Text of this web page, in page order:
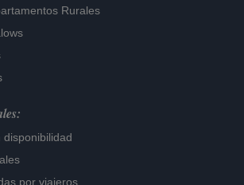
Rurales
disponibilidad
por viajeros